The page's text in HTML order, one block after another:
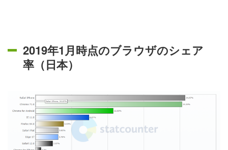
2019年1月時点のブラウザのシェア
率（日本）